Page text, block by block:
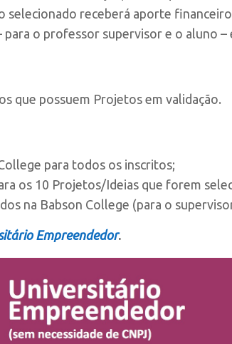
selecionado receberá aporte
o professor supervisor e o aluno
que possuem Projetos em validação.
para todos os inscritos;
os 10 Projetos/Ideias que forem
na Babson College (para o
Empreendedor.